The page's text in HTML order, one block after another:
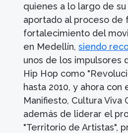
quienes a lo largo de su
aportado al proceso de
fortalecimiento del
en Medellín,siendo
unos de los impulsores
Hip Hop como
hasta 2010, y ahora con
Manifiesto, Cultura Viva
además de liderar el
"Territorio de Artistas",